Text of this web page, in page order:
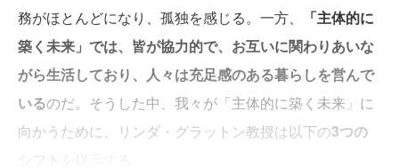
務がほとんどになり、孤独を感じる。一方、
「主体的に
築く未来」では、皆が協力的で、お互いに関わりあいな
がら生活しており、人々は充足感のある暮らしを営んで
いるのだ。そうした中、我々が「主体的に築く未来」に
向かうために、リンダ・グラットン教授は以下の3つの